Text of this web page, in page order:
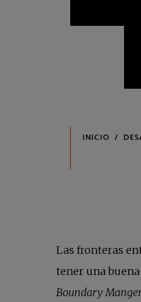
Las fronteras
tener una
Boundary